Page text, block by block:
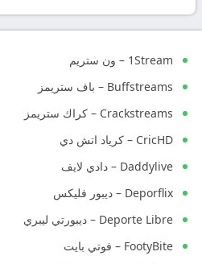
1Stream – ون ستريم
Buffstreams – باف ستريمز
Crackstreams – كراك ستريمز
CricHD – كرياد اتش دي
Daddylive – دادي لايف
Deporflix – ديبور فليكس
Deporte Libre – ديبورتي ليبري
FootyBite – فوتي بايت